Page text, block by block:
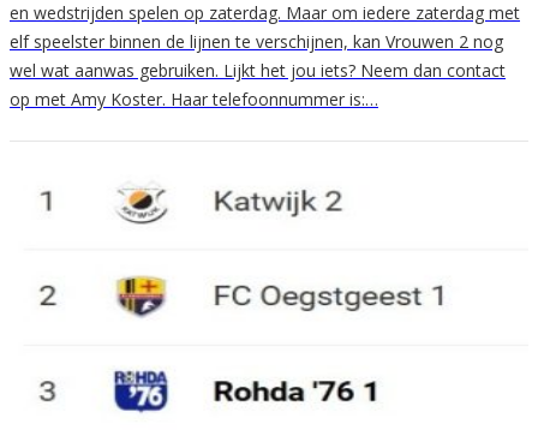
en wedstrijden spelen op zaterdag. Maar om iedere zaterdag met
elf speelster binnen de lijnen te verschijnen, kan Vrouwen 2 nog
wel wat aanwas gebruiken. Lijkt het jou iets? Neem dan contact
op met Amy Koster. Haar telefoonnummer is:…